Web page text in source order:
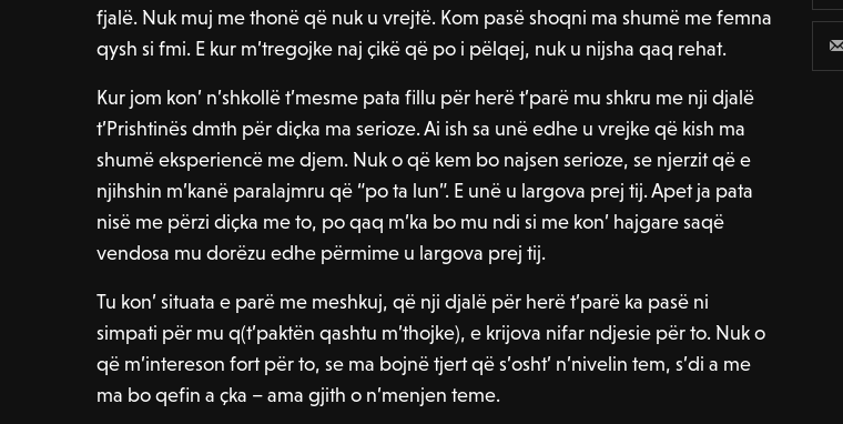
fjalë. Nuk muj me thonë që nuk u vrejtë. Kom pasë shoqni ma shumë me femna
qysh si fmi. E kur m’tregojke naj çikë që po i pëlqej, nuk u nijsha qaq rehat.
Kur jom kon’ n’shkollë t’mesme pata fillu për herë t’parë mu shkru me nji djalë
t’Prishtinës dmth për diçka ma serioze. Ai ish sa unë edhe u vrejke që kish ma
shumë eksperiencë me djem. Nuk o që kem bo najsen serioze, se njerzit që e
njihshin m’kanë paralajmru që “po ta lun”. E unë u largova prej tij. Apet ja pata
nisë me përzi diçka me to, po qaq m’ka bo mu ndi si me kon’ hajgare saqë
vendosa mu dorëzu edhe përmime u largova prej tij.
Tu kon’ situata e parë me meshkuj, që nji djalë për herë t’parë ka pasë ni
simpati për mu q(t’paktën qashtu m’thojke), e krijova nifar ndjesie për to. Nuk o
që m’intereson fort për to, se ma bojnë tjert që s’osht’ n’nivelin tem, s’di a me
ma bo qefin a çka – ama gjith o n’menjen teme.